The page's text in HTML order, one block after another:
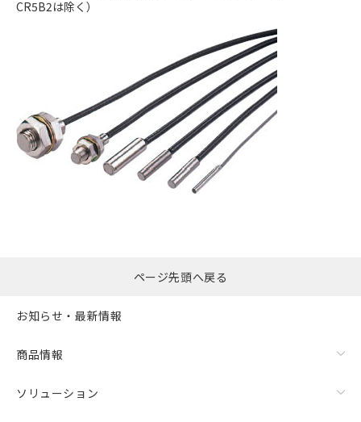
CR5B2は除く）
ページ先頭へ戻る
お知らせ・最新情報
商品情報
ソリューション